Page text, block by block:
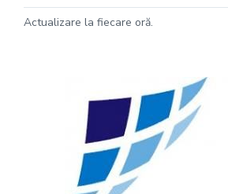
Actualizare la fiecare oră.